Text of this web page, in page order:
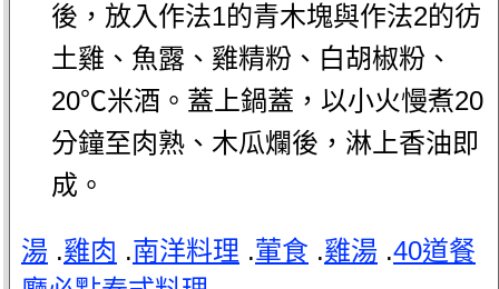
後，放入作法1的青木塊與作法2的彷
土雞、魚露、雞精粉、白胡椒粉、
20℃米酒。蓋上鍋蓋，以小火慢煮20
分鐘至肉熟、木瓜爛後，淋上香油即
成。
湯 .雞肉 .南洋料理 .葷食 .雞湯 .40道餐